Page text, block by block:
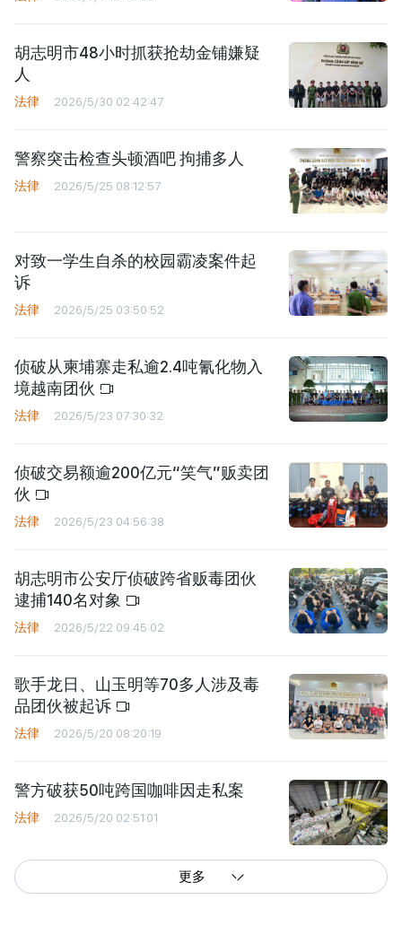
胡志明市48小时抓获抢劫金铺嫌疑
人
法律 2026/5/30 02:42:47
警察突击检查头顿酒吧 拘捕多人
法律 2026/5/25 08:12:57
对致一学生自杀的校园霸凌案件起
诉
法律 2026/5/25 03:50:52
侦破从柬埔寨走私逾2.4吨氰化物入
境越南团伙
法律 2026/5/23 07:30:32
侦破交易额逾200亿元“笑气”贩卖团
伙
法律 2026/5/23 04:56:38
胡志明市公安厅侦破跨省贩毒团伙
逮捕140名对象
法律 2026/5/22 09:45:02
歌手龙日、山玉明等70多人涉及毒
品团伙被起诉
法律 2026/5/20 08:20:19
警方破获50吨跨国咖啡因走私案
法律 2026/5/20 02:51:01
更多